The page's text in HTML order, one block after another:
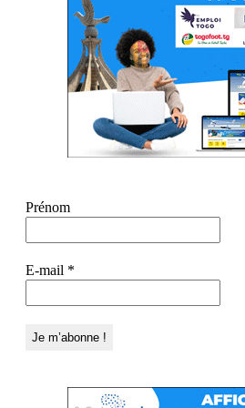
Prénom
E-mail *